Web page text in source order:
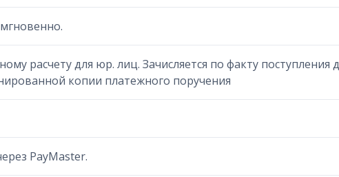
расчету для юр. лиц. Зачисляется по факту
копии платежного поручения
PayMaster.